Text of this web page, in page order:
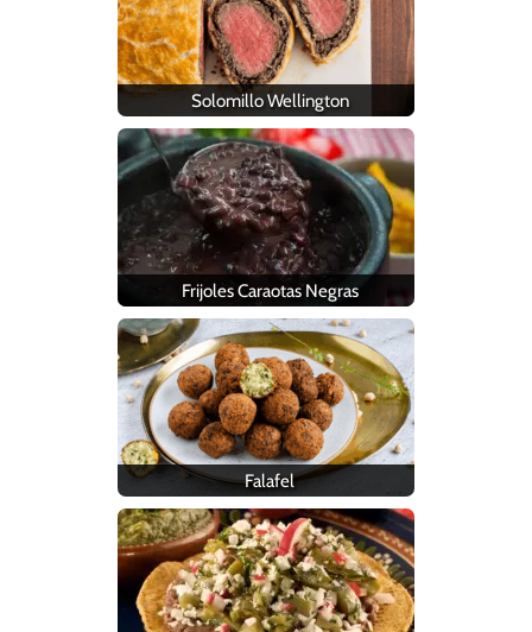
Solomillo Wellington
Frijoles Caraotas Negras
Falafel